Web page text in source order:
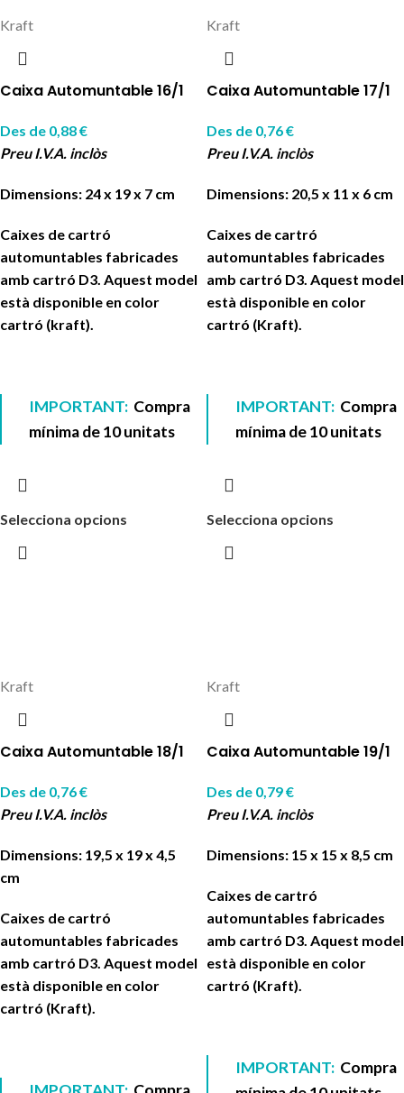
Kraft
Caixa Automuntable 16/1
Des de 0,88€
Preu I.V.A. inclòs
Dimensions: 24 x 19 x 7 cm
Caixes de cartró
automuntables fabricades
amb cartró D3. Aquest model
està disponible en color
cartró (kraft).
IMPORTANT: Compra
mínima de 10 unitats
Selecciona opcions
Kraft
Caixa Automuntable 17/1
Des de 0,76€
Preu I.V.A. inclòs
Dimensions: 20,5 x 11 x 6 cm
Caixes de cartró
automuntables fabricades
amb cartró D3. Aquest model
està disponible en color
cartró (Kraft).
IMPORTANT: Compra
mínima de 10 unitats
Selecciona opcions
Kraft
Caixa Automuntable 18/1
Des de 0,76€
Preu I.V.A. inclòs
Dimensions: 19,5 x 19 x 4,5
cm
Caixes de cartró
automuntables fabricades
amb cartró D3. Aquest model
està disponible en color
cartró (Kraft).
Kraft
Caixa Automuntable 19/1
Des de 0,79€
Preu I.V.A. inclòs
Dimensions: 15 x 15 x 8,5 cm
Caixes de cartró
automuntables fabricades
amb cartró D3. Aquest model
està disponible en color
cartró (Kraft).
IMPORTANT: Compra